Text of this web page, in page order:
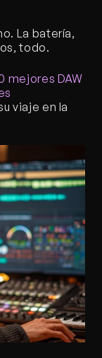
La batería,
todo.
mejores DAW
viaje en la